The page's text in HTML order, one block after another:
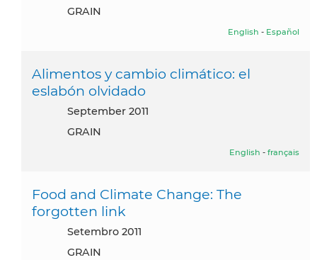
GRAIN
English - Español
Alimentos y cambio climático: el
eslabón olvidado
September 2011
GRAIN
English - français
Food and Climate Change: The
forgotten link
setembro 2011
GRAIN